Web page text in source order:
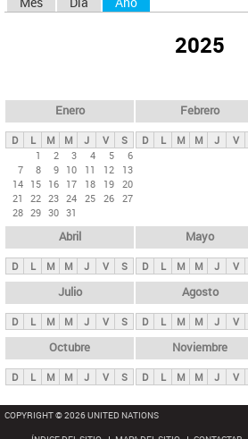
ds
p
n
i
p
a
l
s
2025
Enero
D L M M J V
S
1
2 3 4 5
6
7
8 9 10 11 12
13
14 15 16 17 18 19 20
21
22 23 24 25 26 27
28 29 30 31
Febrero
D L M M J V
Abril
D L M M J V S
Mayo
D L M M J V
Julio
D L M M J V S
Agosto
D L M M J V
Octubre
D L M M J V S
Noviembre
D L M M J V
COPYRIGHT © 2026 UNITED NATIONS